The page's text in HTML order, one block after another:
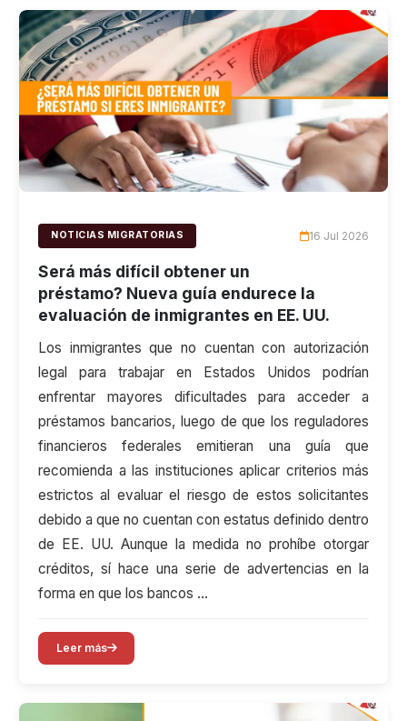
NOTICIAS MIGRATORIAS 16 Jul 2026
Será más difícil obtener un
préstamo? Nueva guía endurece la
evaluación de inmigrantes en EE. UU.
Los inmigrantes que no cuentan con autorización
legal para trabajar en Estados Unidos podrían
enfrentar mayores dificultades para acceder a
préstamos bancarios, luego de que los reguladores
financieros federales emitieran una guía que
recomienda a las instituciones aplicar criterios más
estrictos al evaluar el riesgo de estos solicitantes
debido a que no cuentan con estatus definido dentro
de EE. UU. Aunque la medida no prohíbe otorgar
créditos, sí hace una serie de advertencias en la
forma en que los bancos …
Leer más